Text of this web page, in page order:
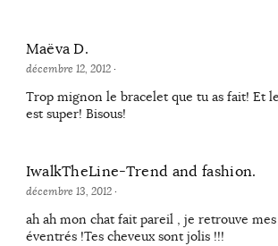
Maëva D.
décembre 12, 2012·
Trop mignon le bracelet que tu as fait! Et
est super! Bisous!
IwalkTheLine-Trend and fashion.
décembre 13, 2012·
ah ah mon chat fait pareil , je retrouve
éventrés !Tes cheveux sont jolis !!!